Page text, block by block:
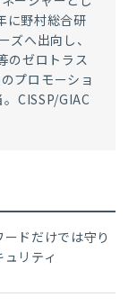
に野村総合研
ズへ出向し、
のゼロトラス
プロモーショ
CISSP/GIAC
ドだけでは守り
リティ